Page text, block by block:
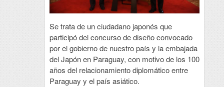
Se trata de un ciudadano japonés que
participó del concurso de diseño convocado
por el gobierno de nuestro país y la embajada
del Japón en Paraguay, con motivo de los 100
años del relacionamiento diplomático entre
Paraguay y el país asiático.